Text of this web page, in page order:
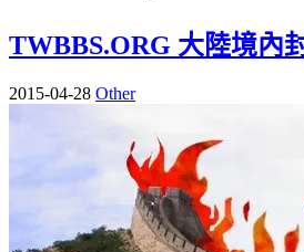
TWBBS.ORG 大陸境內
2015-04-28 Other